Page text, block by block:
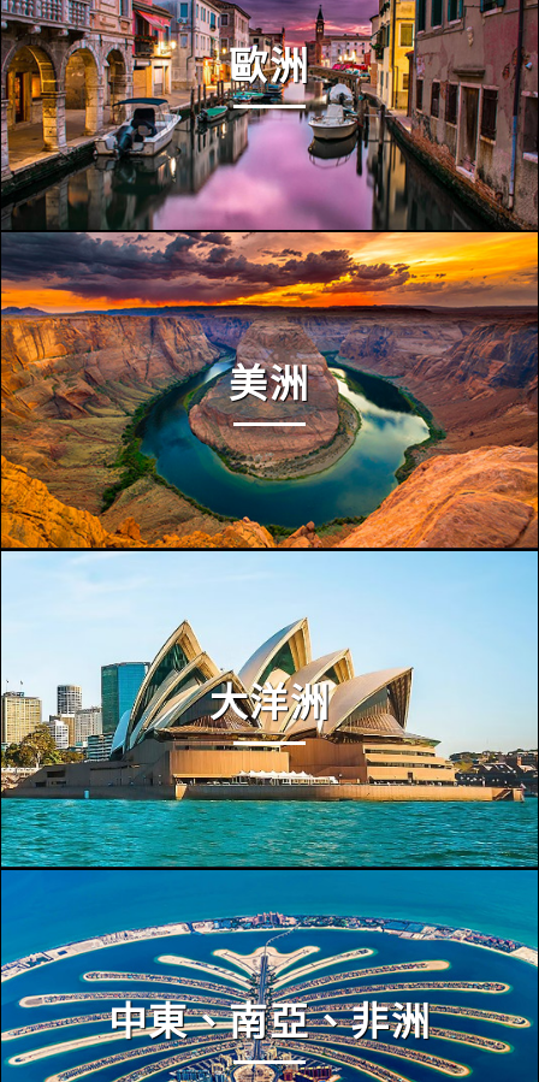
歐洲
美洲
大洋洲
中東、南亞、非洲